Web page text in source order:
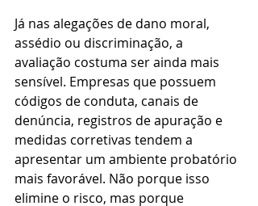
Já nas alegações de dano moral,
assédio ou discriminação, a
avaliação costuma ser ainda mais
sensível. Empresas que possuem
códigos de conduta, canais de
denúncia, registros de apuração e
medidas corretivas tendem a
apresentar um ambiente probatório
mais favorável. Não porque isso
elimine o risco, mas porque